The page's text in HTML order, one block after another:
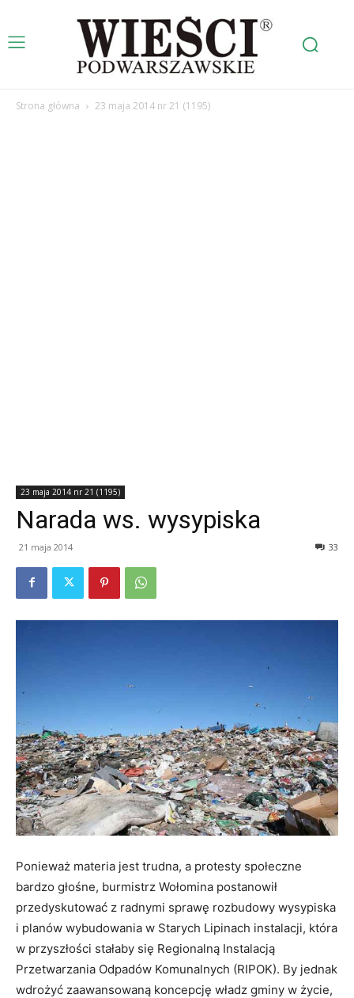
Strona główna 23 maja 2014 nr 21 (1195)
23 maja 2014 nr 21 (1195)
Narada ws. wysypiska
21 maja 2014 33
Ponieważ materia jest trudna, a protesty społeczne
bardzo głośne, burmistrz Wołomina postanowił
przedyskutować z radnymi sprawę rozbudowy wysypiska
i planów wybudowania w Starych Lipinach instalacji, która
w przyszłości stałaby się Regionalną Instalacją
Przetwarzania Odpadów Komunalnych (RIPOK). By jednak
wdrożyć zaawansowaną koncepcję władz gminy w życie,